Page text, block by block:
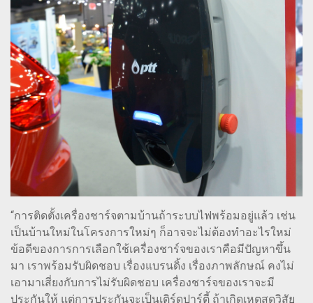
“การติดตั้งเครื่องชาร์จตามบ้านถ้าระบบไฟพร้อมอยู่แล้ว เช่น
เป็นบ้านใหม่ในโครงการใหม่ๆ ก็อาจจะไม่ต้องทำอะไรใหม่
ข้อดีของการการเลือกใช้เครื่องชาร์จของเราคือมีปัญหาขึ้น
มา เราพร้อมรับผิดชอบ เรื่องแบรนดิ้ง เรื่องภาพลักษณ์ คงไม่
เอามาเสี่ยงกับการไม่รับผิดชอบ เครื่องชาร์จของเราจะมี
ประกันให้ แต่การประกันจะเป็นเติร์ดปาร์ตี้ ถ้าเกิดเหตุสุดวิสัย